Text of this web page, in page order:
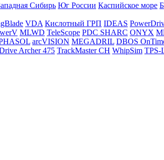
Сибирь Юг России Каспийское море
VDA Кислотный ГРП IDEAS
MLWD TeleScope PDC SHARC ONYX
arcVISION MEGADRIL DBOS
Archer 475 TrackMaster CH WhipSim TPS-